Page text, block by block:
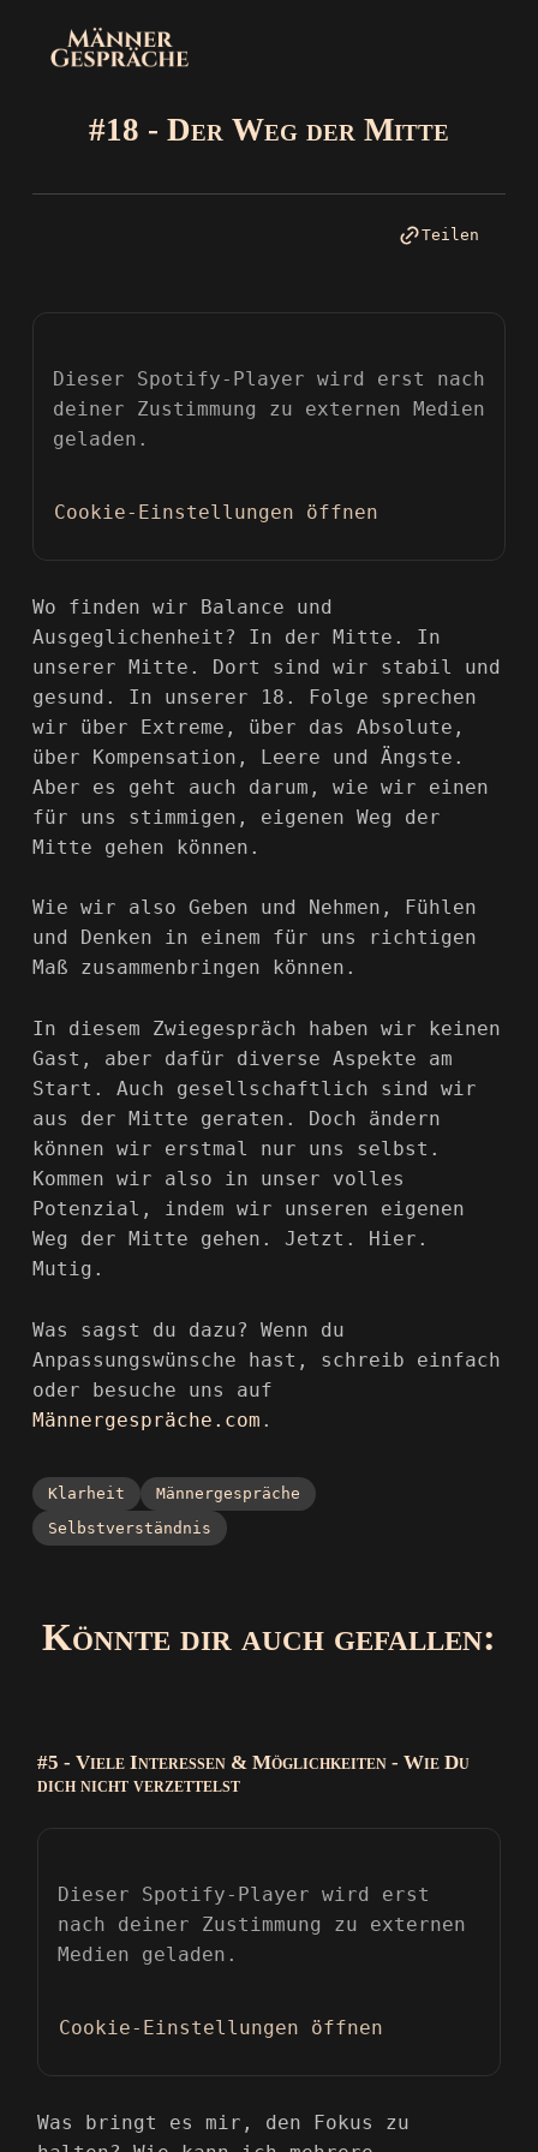
#18 - Der Weg der Mitte
Teilen
Dieser Spotify-Player wird erst nach
deiner Zustimmung zu externen Medien
geladen.
Cookie-Einstellungen öffnen
Wo finden wir Balance und
Ausgeglichenheit? In der Mitte. In
unserer Mitte. Dort sind wir stabil und
gesund. In unserer 18. Folge sprechen
wir über Extreme, über das Absolute,
über Kompensation, Leere und Ängste.
Aber es geht auch darum, wie wir einen
für uns stimmigen, eigenen Weg der
Mitte gehen können.
Wie wir also Geben und Nehmen, Fühlen
und Denken in einem für uns richtigen
Maß zusammenbringen können.
In diesem Zwiegespräch haben wir keinen
Gast, aber dafür diverse Aspekte am
Start. Auch gesellschaftlich sind wir
aus der Mitte geraten. Doch ändern
können wir erstmal nur uns selbst.
Kommen wir also in unser volles
Potenzial, indem wir unseren eigenen
Weg der Mitte gehen. Jetzt. Hier.
Mutig.
Was sagst du dazu? Wenn du
Anpassungswünsche hast, schreib einfach
oder besuche uns auf
Männergespräche .com .
Klarheit
Männergespräche
Selbstverständnis
Könnte dir auch gefallen:
#5 - Viele Interessen & Möglichkeiten - Wie Du
dich nicht verzettelst
Dieser Spotify-Player wird erst
nach deiner Zustimmung zu externen
Medien geladen.
Cookie-Einstellungen öffnen
Was bringt es mir, den Fokus zu